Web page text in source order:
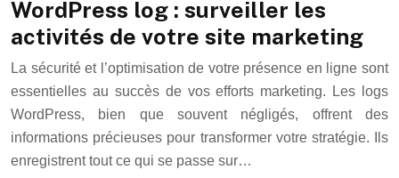
WordPress log : surveiller les
activités de votre site marketing
La sécurité et l’optimisation de votre présence en ligne sont
essentielles au succès de vos efforts marketing. Les logs
WordPress, bien que souvent négligés, offrent des
informations précieuses pour transformer votre stratégie. Ils
enregistrent tout ce qui se passe sur…